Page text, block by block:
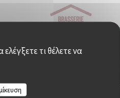
τι θέλετε να